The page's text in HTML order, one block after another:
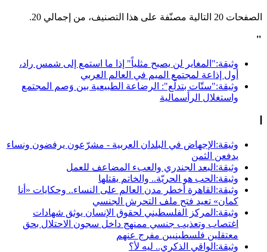
الصفحات 20 التالية مصنّفة على هذا التصنيف، من إجمالي 20.
"
وثيقة:"المغاير لن يصبح مثلياً" إذا ما استمع إلى شمس راد،
أول إذاعة لمجتمع الميم في العالم العربي
وثيقة:"ستّات بتدلّع": الرضاعة الطبيعية بين وَصم المجتمع
واستغلال الرأسمالية
وثيقة:الإجهاض في البلدان العربية - مشرّعون يرفضون ونساء
يدفعن الثمن
وثيقة:البعد الجندري والعبء المضاعف للعمل
وثيقة:الحب هو الحريّة.. والخاتم يقتلها
وثيقة:القاهرة أخطر مدن العالم على النساء.. وحكايات «أنا
كمان» تعيد فتح ملف التحرش الجنسي
وثيقة:المركز الفلسطيني لحقوق الإنسان يوثق شهادات
اغتصاب وتعذيب جنسي ممنهج داخل سجون الاحتلال بحق
معتقلين فلسطينيين مفرج عنهم
وثيقة:الواقي الذكري.. ليه لأ؟